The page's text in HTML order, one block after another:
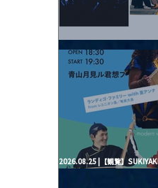
2026.08.20 |【観覧】月見ル
2026.08.25 |【観覧】
presentsLINDIGO FAMILY